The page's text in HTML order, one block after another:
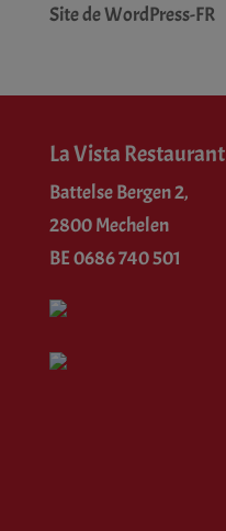
Site de WordPress-FR
La Vista Restaurant
Battelse Bergen 2,
2800 Mechelen
BE 0686 740 501